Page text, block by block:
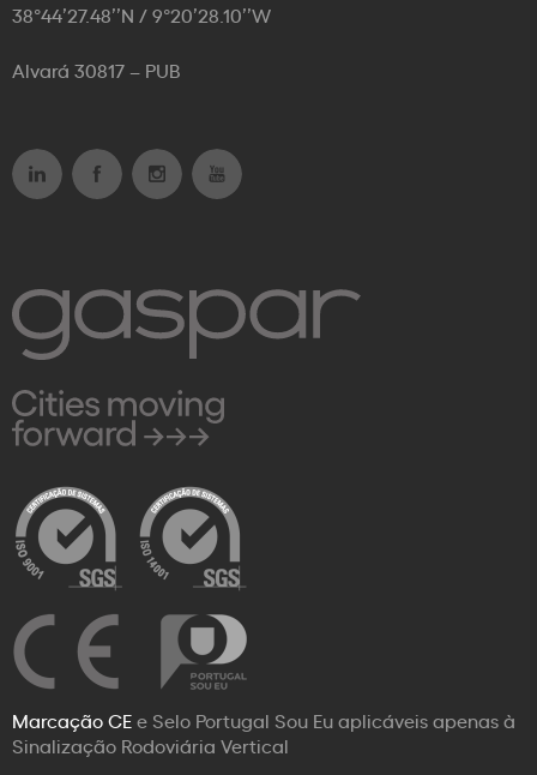
38°44’27.48’’N / 9°20’28.10’’W
Alvará 30817 – PUB
Marcação CEe Selo Portugal Sou Eu aplicáveis apenas à
Sinalização Rodoviária Vertical